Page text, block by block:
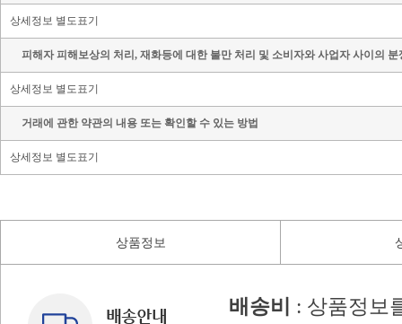
상세정보 별도표기
피해자 피해보상의 처리, 재화등에 대한 불만 처리 및 소비자와 사업자 사이의
상세정보 별도표기
거래에 관한 약관의 내용 또는 확인할 수 있는 방법
상세정보 별도표기
상품정보
배송비 : 상품정보